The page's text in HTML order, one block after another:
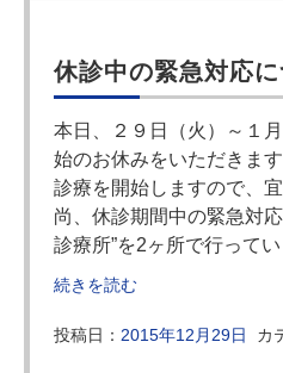
休診中の緊急対応
本日、２９日（火）～１
始のお休みをいただきま
診療を開始しますので、
尚、休診期間中の緊急対
診療所”を2ヶ所で行って
続きを読む
投稿日： 2015年12月29日 カ